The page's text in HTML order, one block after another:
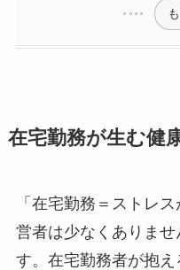
在宅勤務が生む健
「在宅勤務＝ストレ
営者は少なくありま
す。在宅勤務者が抱